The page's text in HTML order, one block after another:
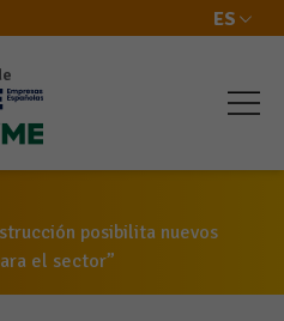
ES
posibilita nuevos
el sector”